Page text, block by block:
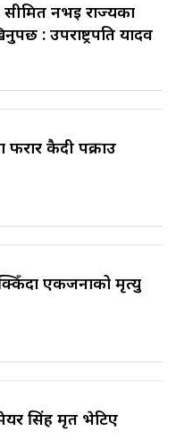
सीमित नभई राज्यका
: उपराष्ट्रपति यादव
कैदी पक्राउ
एकजनाको मृत्यु
सिंह मृत भेटिए